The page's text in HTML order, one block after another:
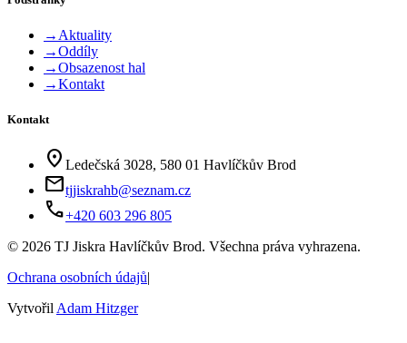
→ Aktuality
→Oddíly
→Obsazenost hal
→Kontakt
Kontakt
location_on Ledečská 3028, 580 01 Havlíčkův Brod
mailtjjiskrahb@seznam.cz
phone+420 603 296 805
© 2026 TJ Jiskra Havlíčkův Brod. Všechna práva vyhrazena.
Ochrana osobních údajů|
Vytvořil Adam Hitzger